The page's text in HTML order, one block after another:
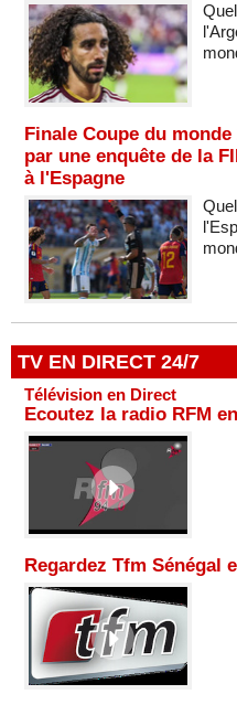
Finale Coupe du
par une enquête de la
à l'Espagne
TV EN DIRECT 24/7
Télévision en Direct
Ecoutez la radio RFM
Regardez Tfm Sénégal